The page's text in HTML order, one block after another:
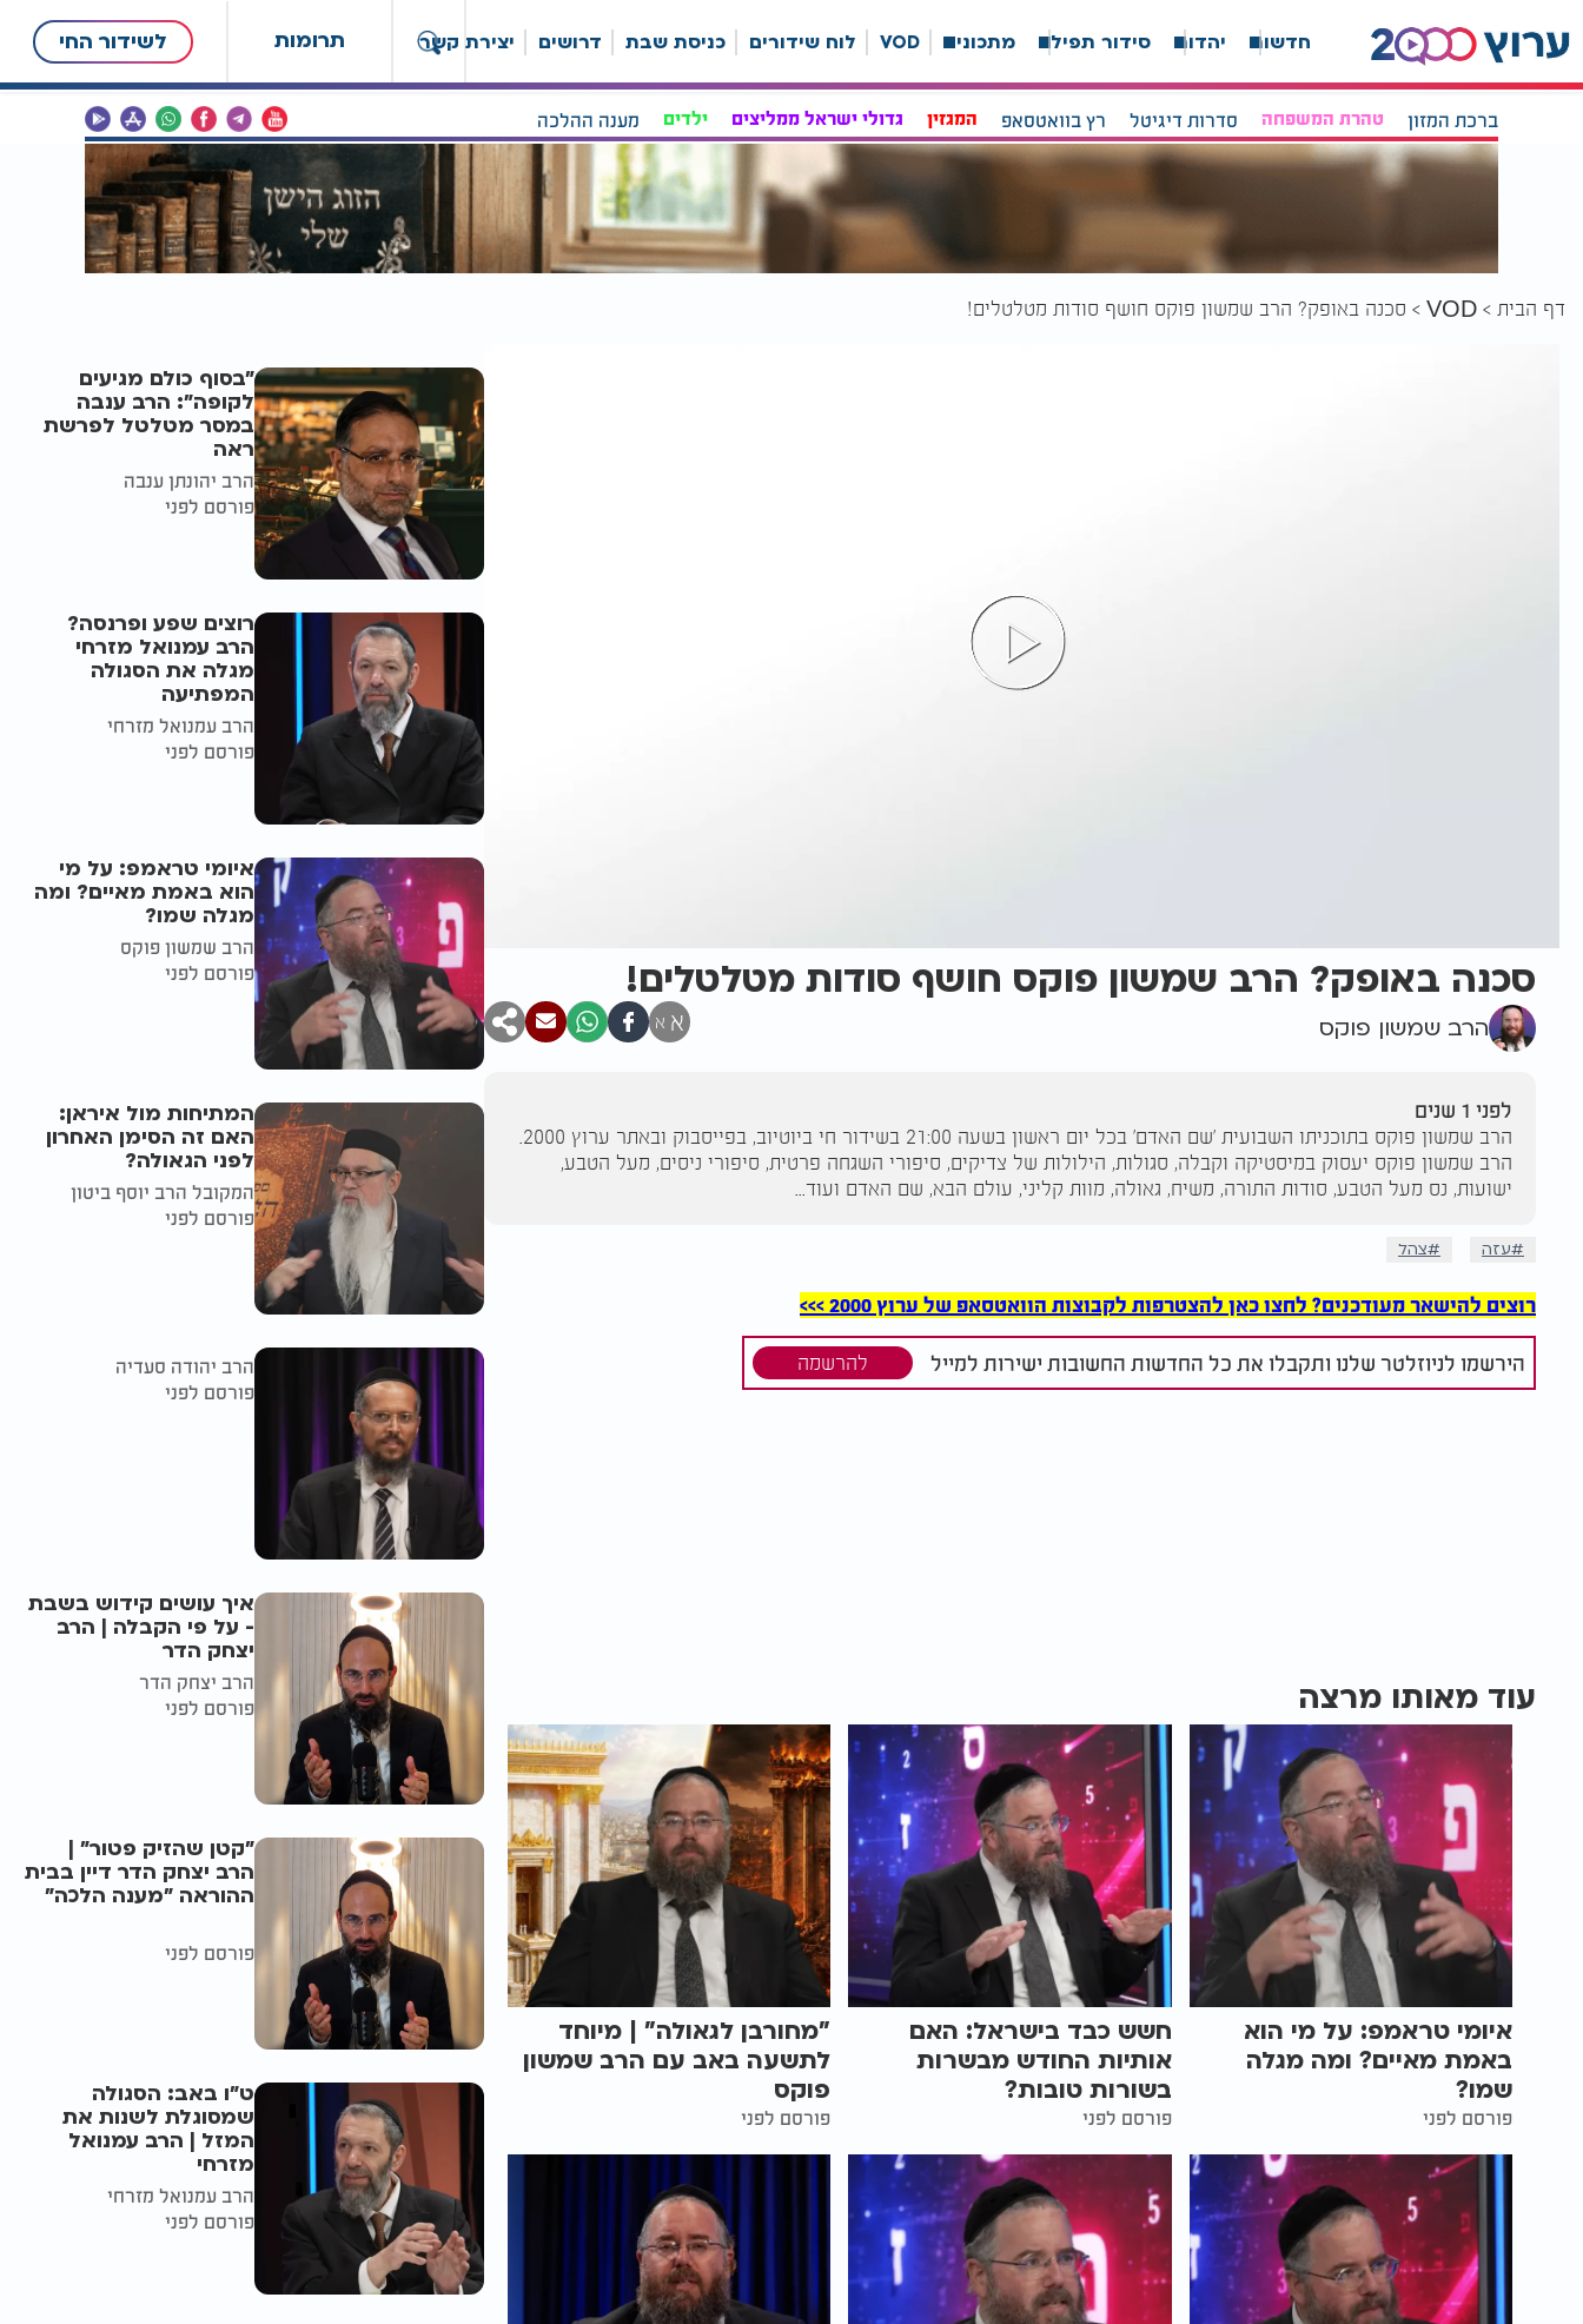
תרומות לשידור החי חדשות יהדות סידור תפילה מתכונים VOD לוח שידורים כניסת שבת דרושים יצירת קשר
ברכת המזון טהרת המשפחה סדרות דיגיטל רץ בוואטסאפ המגזין גדולי ישראל ממליצים ילדים מענה ההלכה
דף הבית VOD סכנה באופק? הרב שמשון פוקס חושף סודות מטלטלים!
סכנה באופק? הרב שמשון פוקס חושף סודות מטלטלים!
הרב שמשון פוקס א א
לפני 1 שנים
הרב שמשון פוקס בתוכניתו השבועית 'שם האדם' בכל יום ראשון בשעה 21:00 בשידור חי ביוטיוב, בפייסבוק ובאתר ערוץ 2000.
הרב שמשון פוקס יעסוק במיסטיקה וקבלה, סגולות, הילולות של צדיקים, סיפורי השגחה פרטית, סיפורי ניסים, מעל הטבע,
ישועות, נס מעל הטבע, סודות התורה, משיח, גאולה, מוות קליני, עולם הבא, שם האדם ועוד...
עזה צהל
רוצים להישאר מעודכנים? לחצו כאן להצטרפות לקבוצות הוואטסאפ של ערוץ 2000 >>>
הירשמו לניוזלטר שלנו ותקבלו את כל החדשות החשובות ישירות למייל להרשמה
עוד מאותו מרצה
איומי טראמפ: על מי הוא
באמת מאיים? ומה מגלה
שמו?
פורסם לפני
חשש כבד בישראל: האם
אותיות החודש מבשרות
בשורות טובות?
פורסם לפני
"מחורבן לגאולה" | מיוחד
לתשעה באב עם הרב שמשון
פוקס
פורסם לפני
"בסוף כולם מגיעים
לקופה": הרב ענבה
במסר מטלטל לפרשת
ראה
הרב יהונתן ענבה
פורסם לפני
רוצים שפע ופרנסה?
הרב עמנואל מזרחי
מגלה את הסגולה
המפתיעה
הרב עמנואל מזרחי
פורסם לפני
איומי טראמפ: על מי
הוא באמת מאיים? ומה
מגלה שמו?
הרב שמשון פוקס
פורסם לפני
המתיחות מול איראן:
האם זה הסימן האחרון
לפני הגאולה?
המקובל הרב יוסף ביטון
פורסם לפני
הרב יהודה סעדיה
פורסם לפני
איך עושים קידוש בשבת
- על פי הקבלה | הרב
יצחק הדר
הרב יצחק הדר
פורסם לפני
"קטן שהזיק פטור" |
הרב יצחק הדר דיין בבית
ההוראה "מענה הלכה"
פורסם לפני
ט"ו באב: הסגולה
שמסוגלת לשנות את
המזל | הרב עמנואל
מזרחי
הרב עמנואל מזרחי
פורסם לפני